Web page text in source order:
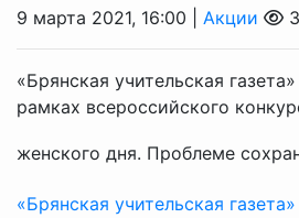
9 марта 2021, 16:00 | Акции
«Брянская учительская
рамках всероссийского
женского дня. Проблеме
«Брянская учительская газета»